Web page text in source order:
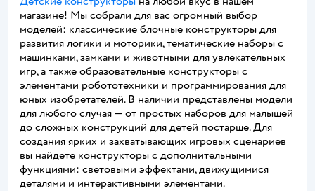
магазине! Мы собрали для вас огромный выбор
моделей: классические блочные конструкторы для
развития логики и моторики, тематические наборы с
машинками, замками и животными для увлекательных
игр, а также образовательные конструкторы с
элементами робототехники и программирования для
юных изобретателей. В наличии представлены модели
для любого случая — от простых наборов для малышей
до сложных конструкций для детей постарше. Для
создания ярких и захватывающих игровых сценариев
вы найдете конструкторы с дополнительными
функциями: световыми эффектами, движущимися
деталями и интерактивными элементами.